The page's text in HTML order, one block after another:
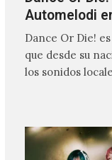
Automelodi
Dance Or Die!
que desde su
los sonidos